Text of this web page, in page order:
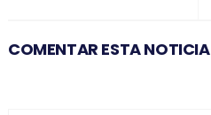
COMENTAR ESTA NOTICIA